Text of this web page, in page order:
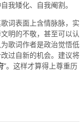
我矮化、自我阉割。
词表面上含情脉脉，实
明的不敬，甚至可以认
歌词作者是政治觉悟低
过自新的机会。建议将
”。这样才算得上尊重历